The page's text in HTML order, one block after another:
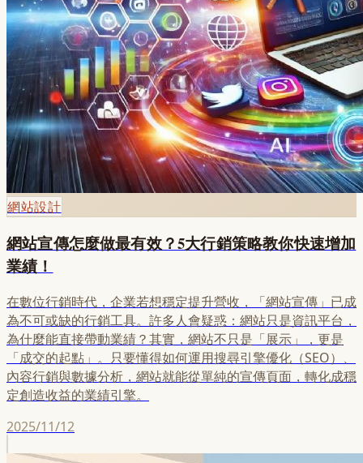
網站設計
網站宣傳怎麼做最有效？5大行銷策略教你快速增加
業績！
在數位行銷時代，企業若想穩定提升營收，「網站宣傳」已成
為不可或缺的行銷工具。許多人會疑惑：網站只是資訊平台，
為什麼能直接帶動業績？其實，網站不只是「展示」，更是
「成交的起點」。只要懂得如何運用搜尋引擎優化（SEO）、
內容行銷與數據分析，網站就能從單純的宣傳頁面，轉化成穩
定創造收益的業績引擎。
2025/11/12